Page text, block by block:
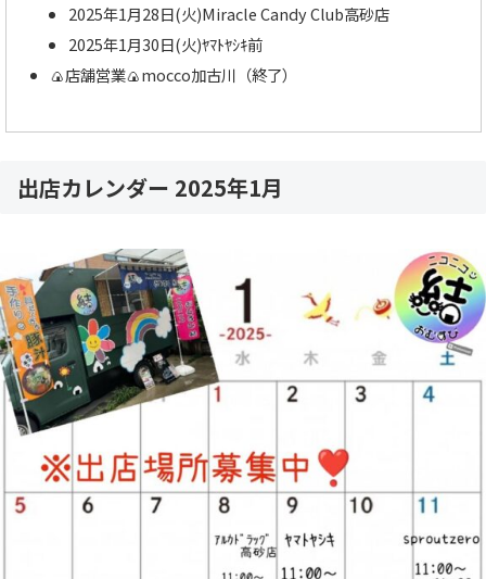
2025年1月28日(火)Miracle Candy Club高砂店
2025年1月30日(火)ﾔﾏﾄﾔｼｷ前
🍙店舗営業🍙mocco加古川（終了）
出店カレンダー 2025年1月